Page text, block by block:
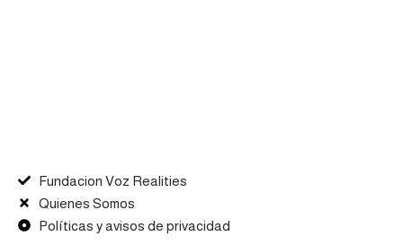
Fundacion Voz Realities
Quienes Somos
Políticas y avisos de privacidad